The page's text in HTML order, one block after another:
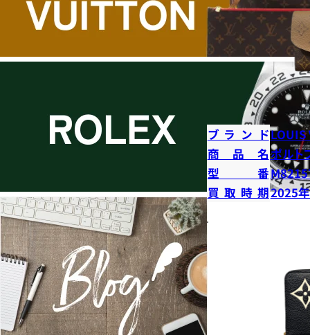
ブランドLOUIS
商品名ポルト
型番
買取時期2025